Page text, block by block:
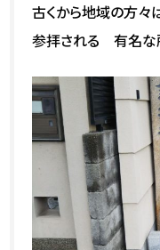
古くから地域の方
参拝される 有名な